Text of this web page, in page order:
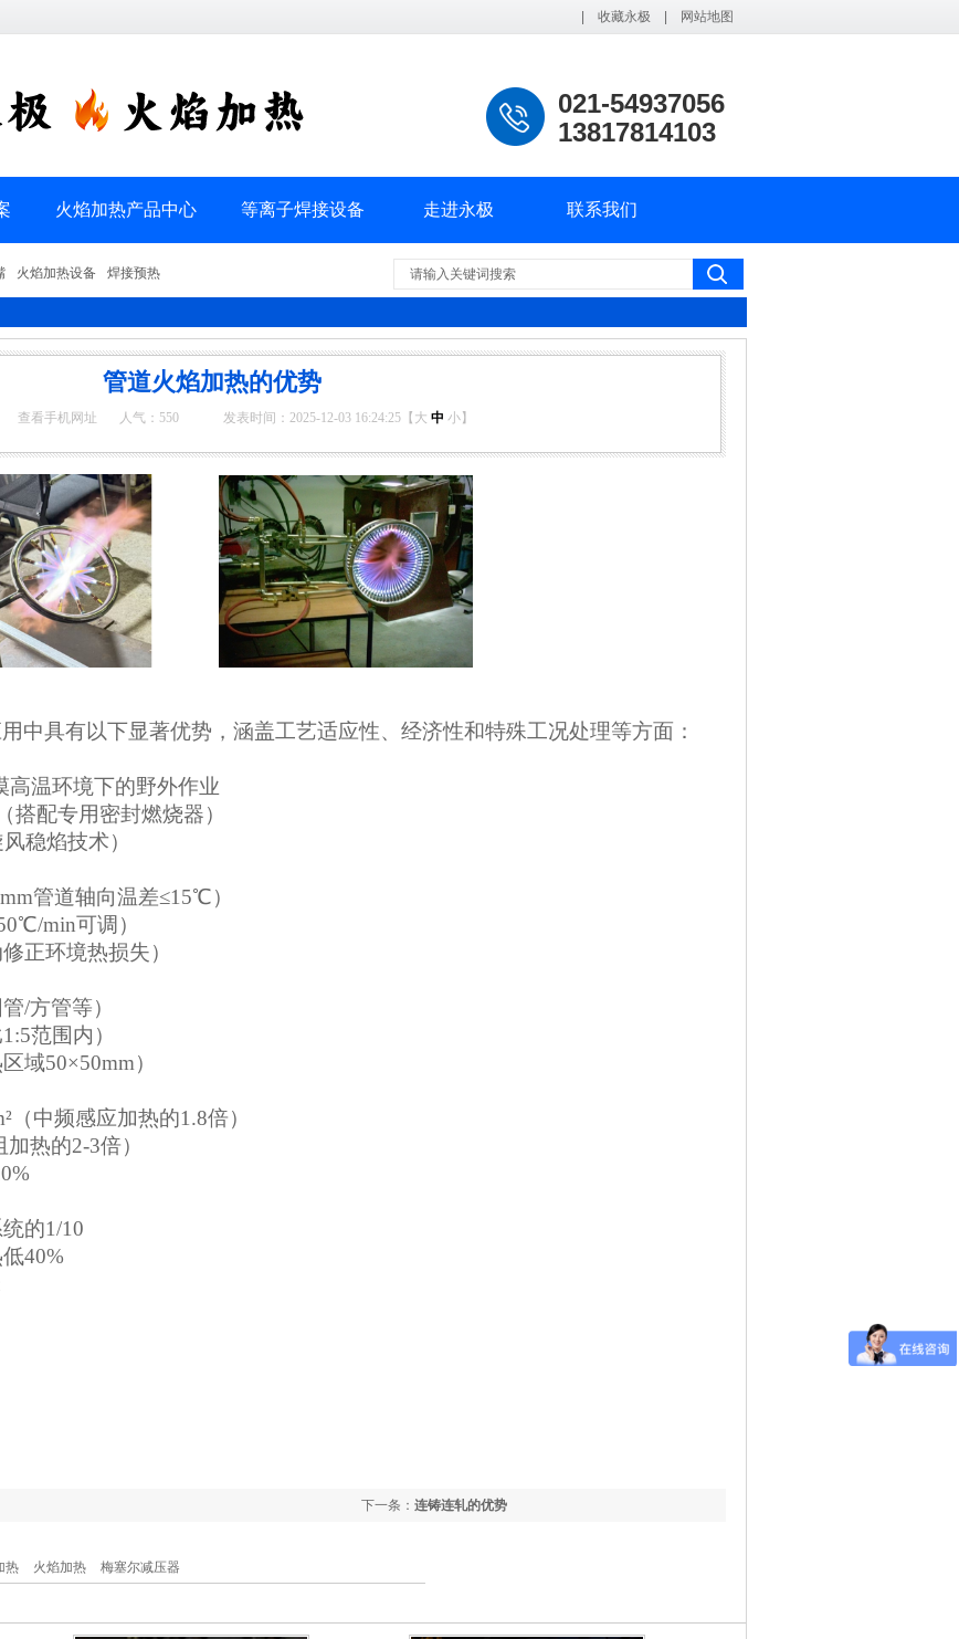
收藏永极 网站地图
021-54937056
13817814103
火焰加热产品中心 等离子焊接设备 走进永极 联系我们
火焰加热设备 焊接预热
管道火焰加热的优势
查看手机网址 人气： 550 发表时间：2025-12-03 16:24:25【 大 中 小】
中具有以下显著优势，涵盖工艺适应性、经济性和特殊工况处理等方面：
温环境下的野外作业
搭配专用密封燃烧器）
稳焰技术）
管道轴向温差≤15℃）
min可调）
正环境热损失）
/方管等）
1:5范围内）
域50×50mm）
（中频感应加热的1.8倍）
热的2-3倍）
的1/10
40%
下一条： 连铸连轧的优势
热 火焰加热 梅塞尔减压器